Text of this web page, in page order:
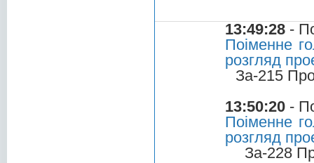
13:49:28 -
Поіменне
розгляд
За-215
13:50:20 -
Поіменне
розгляд
За-228